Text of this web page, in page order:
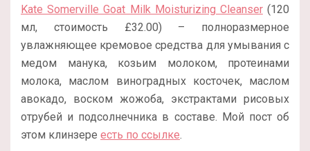
Kate Somerville Goat Milk Moisturizing Cleanser(120
мл, стоимость £32.00) – полноразмерное
увлажняющее кремовое средства для умывания с
медом манука, козьим молоком, протеинами
молока, маслом виноградных косточек, маслом
авокадо, воском жожоба, экстрактами рисовых
отрубей и подсолнечника в составе. Мой пост об
этом клинзере есть по ссылке.